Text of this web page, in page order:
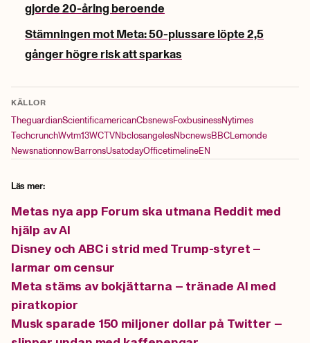
gjorde 20-åring beroende
Stämningen mot Meta: 50-plussare löpte 2,5
gånger högre risk att sparkas
KÄLLOR
TheguardianScientificamericanCbsnewsFoxbusinessNytimes
TechcrunchWvtm13WCTVNbclosangelesNbcnewsBBCLemonde
NewsnationnowBarronsUsatodayOfficetimelineEN
Läs mer:
Metas nya app Forum ska utmana Reddit med
hjälp av AI
Disney och ABC i strid med Trump-styret –
larmar om censur
Meta stäms av bokjättarna – tränade AI med
piratkopior
Musk sparade 150 miljoner dollar på Twitter –